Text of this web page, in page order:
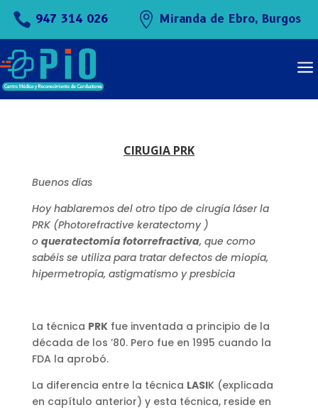
 947 314 026  Miranda de Ebro, Burgos
a
CIRUGIA PRK
Buenos días
Hoy hablaremos del otro tipo de cirugía láser la
PRK (Photorefractive keratectomy )
o queratectomía fotorrefractiva, que como
sabéis se utiliza para tratar defectos de miopía,
hipermetropía, astigmatismo y presbicia
La técnica PRKfue inventada a principio de la
década de los ’80. Pero fue en 1995 cuando la
FDA la aprobó.
La diferencia entre la técnica LASIK (explicada
en capítulo anterior) y esta técnica, reside en